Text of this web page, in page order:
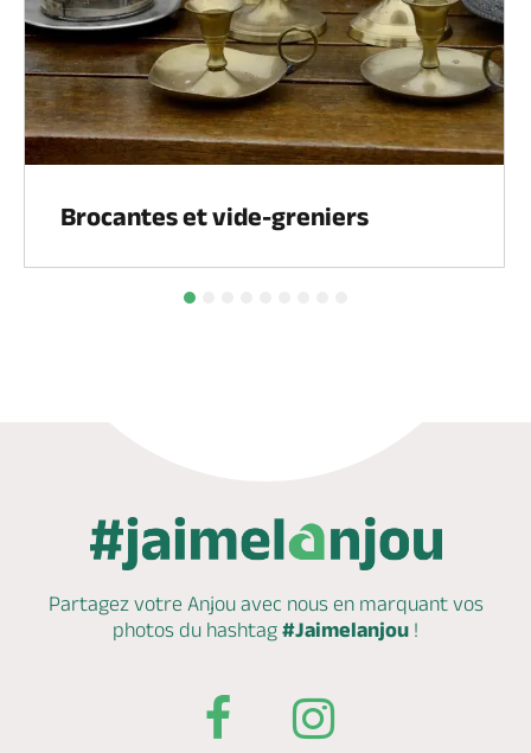
Brocantes et vide-greniers
Partagez votre Anjou avec nous en marquantvos
photos du hashtag #Jaimelanjou !